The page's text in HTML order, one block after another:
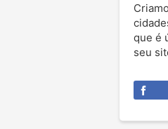
que é
seu